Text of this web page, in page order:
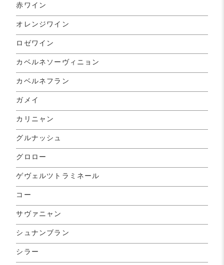
赤ワイン
オレンジワイン
ロゼワイン
カベルネソーヴィニョン
カベルネフラン
ガメイ
カリニャン
グルナッシュ
グロロー
ゲヴェルツトラミネール
コー
サヴァニャン
シュナンブラン
シラー